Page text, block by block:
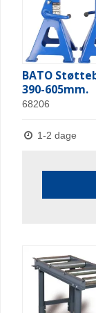
BATO
390-605mm.
68206
1-2 dage